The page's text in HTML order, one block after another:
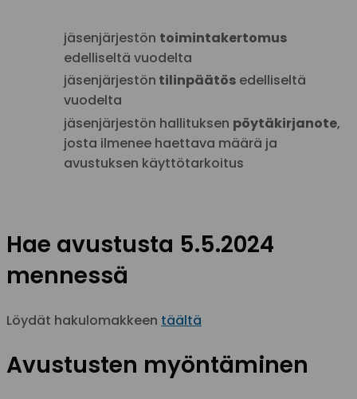
jäsenjärjestön toimintakertomus
edelliseltä vuodelta
jäsenjärjestön tilinpäätös edelliseltä
vuodelta
jäsenjärjestön hallituksen pöytäkirjanote,
josta ilmenee haettava määrä ja
avustuksen käyttötarkoitus
Hae avustusta 5.5.2024
mennessä
Löydät hakulomakkeen täältä
Avustusten myöntäminen